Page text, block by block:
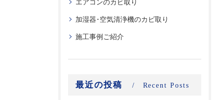
エアコンのカビ取り
加湿器･空気清浄機のカビ取り
施工事例ご紹介
最近の投稿 Recent Posts